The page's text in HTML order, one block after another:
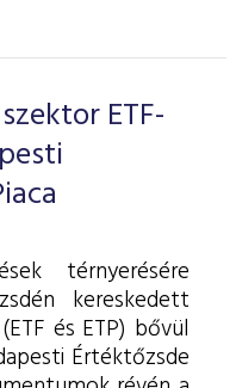
ETF-
térnyerésére
kereskedett
és ETP) bővül
Értéktőzsde